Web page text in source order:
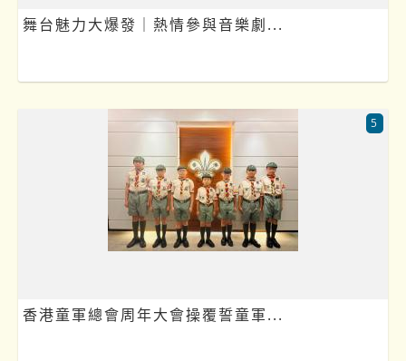
舞台魅力大爆發｜熱情參與音樂劇...
香港童軍總會周年大會操覆誓童軍...
5